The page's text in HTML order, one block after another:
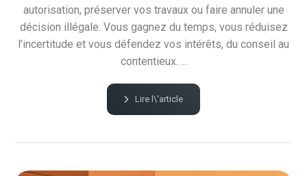
autorisation, préserver vos travaux ou faire annuler une
décision illégale. Vous gagnez du temps, vous réduisez
l’incertitude et vous défendez vos intérêts, du conseil au
contentieux. ...
Lire l\'article